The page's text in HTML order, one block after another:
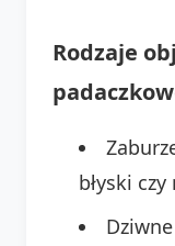
Rodzaje
błyski